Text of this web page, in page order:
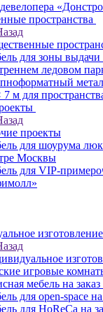
пространства
для зоны выдачи
ледовом
7 м для
проекты
для шоурума
Москвы
для VIP-
изготовление
игровые
мебель на
для open-space на
для HoReCa на